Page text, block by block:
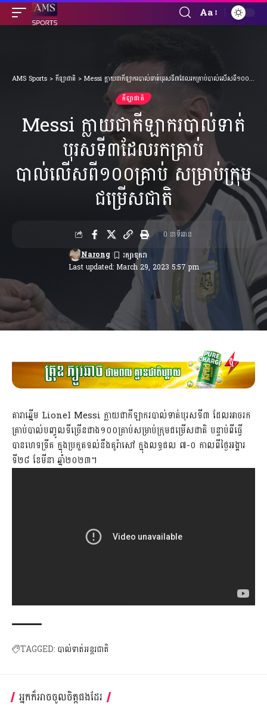
Font
Aa
AMS Sports > កីឡាជាតិ > Messi ក្លាយជាកីឡាករបាល់ទាត់បុរសទី៣ដែលរកគ្រាប់បាល់លើសពី១០០គ្រាប់ សម្រាប់ក្រុមជម្រើសជាតិ
កីឡាជាតិ
Messi ក្លាយជាកីឡាករបាល់ទាត់
បុរសទី៣ដែលរកគ្រាប់
បាល់លើសពី១០០គ្រាប់ សម្រាប់ក្រុម
ជម្រើសជាតិ
Last updated: March 29, 2023 5:57 pm
Narong
0 នាទីអាន
តារាឆ្នើម Lionel Messi ក្លាយជាកីឡាករបាល់ទាត់បុរសទី៣ ដែលអាចរក
គ្រាប់បាល់បញ្ចូលទីច្រើនជាង១០០គ្រាប់សម្រាប់ក្រុមជម្រើសជាតិ បន្ទាប់ពីធ្វើ
បានហេទទ្រីគ ក្នុងប្រកួតទល់នឹងគូរ៉ាសៅ ក្នុងលទ្ធផល ៧-០ កាលពីថ្ងៃអង្គារ
ទី២៨ ខែមីនា ឆ្នាំ២០២៣។
TAGGED: បាល់ទាត់អន្ដរជាតិ
អ្នកក៏អាចចូលចិត្តផងដែរ